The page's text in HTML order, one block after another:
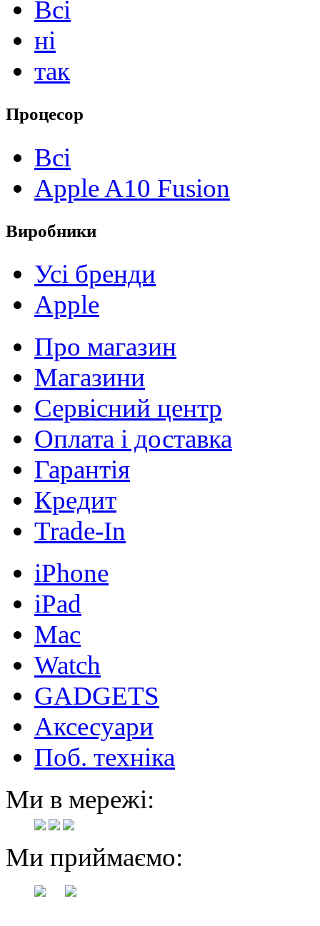
Всі
ні
так
Процесор
Всі
Apple A10 Fusion
Виробники
Усі бренди
Apple
Про магазин
Магазини
Сервісний центр
Оплата і доставка
Гарантія
Кредит
Trade-In
iPhone
iPad
Mac
Watch
GADGETS
Аксесуари
Поб. техніка
Ми в мережі:
Ми приймаємо: